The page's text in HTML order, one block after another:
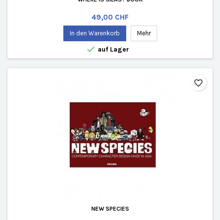
Preis
49,00 CHF
In den Warenkorb Mehr
 auf Lager
NEW SPECIES
favorite_border